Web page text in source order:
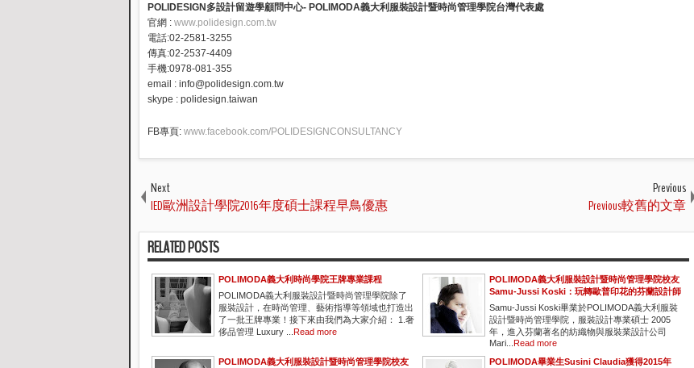
POLIDESIGN多設計留遊學顧問中心- POLIMODA義大利服裝設計暨時尚管理學院台灣代表處
官網 : www.polidesign.com.tw
電話:02-2581-3255
傳真:02-2537-4409
手機:0978-081-355
email : info@polidesign.com.tw
skype : polidesign.taiwan
FB專頁: www.facebook.com/POLIDESIGNCONSULTANCY
Next
IED歐洲設計學院2016年度碩士課程早鳥優惠
Previous
Previous較舊的文章
RELATED POSTS
POLIMODA義大利時尚學院王牌專業課程
POLIMODA義大利服裝設計暨時尚管理學院除了
服裝設計，在時尚管理、藝術指導等領域也打造出
了一批王牌專業！接下來由我們為大家介紹： 1.奢
侈品管理 Luxury ...
Read more
POLIMODA義大利服裝設計暨時尚管理學院校友
Samu-Jussi Koski：玩轉歐普印花的芬蘭設計師
Samu-Jussi Koski畢業於POLIMODA義大利服裝
設計暨時尚管理學院，服裝設計專業碩士 2005
年，進入芬蘭著名的紡織物與服裝業設計公司
Mari...
Read more
POLIMODA義大利服裝設計暨時尚管理學院校友
POLIMODA畢業生Susini Claudia獲得2015年